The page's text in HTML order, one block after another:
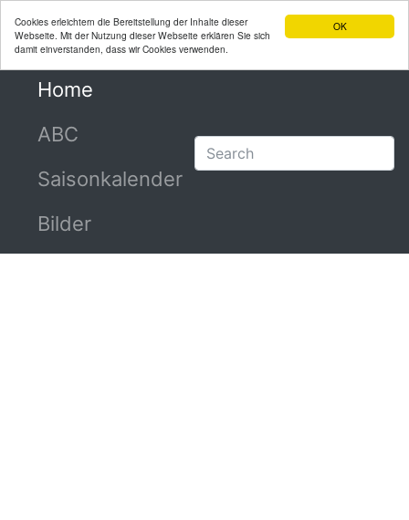
OK
Cookies erleichtern die Bereitstellung der Inhalte dieser
Webseite. Mit der Nutzung dieser Webseite erklären Sie sich
damit einverstanden, dass wir Cookies verwenden.
Home
ABC
Saisonkalender
Bilder